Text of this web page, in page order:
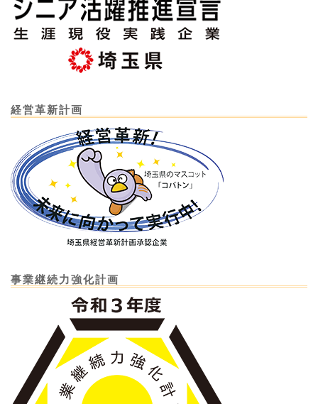
経営革新計画
事業継続力強化計画